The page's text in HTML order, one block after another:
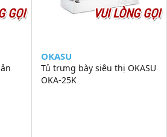
GỌI VUI LÒNG GỌI
OKASU
Tủ trưng bày siêu thị OKASU
OKA-25K